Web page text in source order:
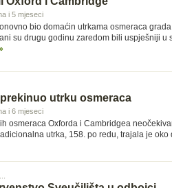
i 5 mjeseci
bio domaćin utrkama osmeraca
su drugu godinu zaredom bili uspješniji u
prekinuo utrku osmeraca
i 6 mjeseci
osmeraca Oxforda i Cambridgea
utrka, 158. po redu, trajala je oko